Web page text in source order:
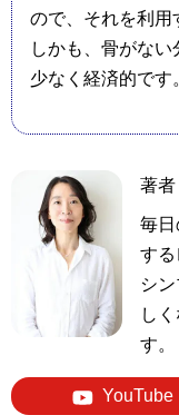
ので、それを利用
しかも、骨がな
少なく経済的です
著者
毎日
する
シ
し
す。
YouTube